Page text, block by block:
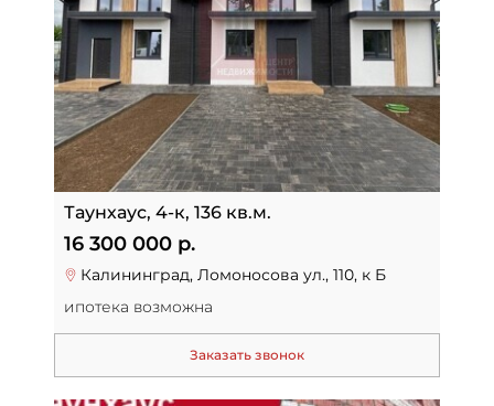
Таунхаус, 4-к, 136 кв.м.
16 300 000 р.
Калининград, Ломоносова ул., 110, к Б
ипотека возможна
Заказать звонок